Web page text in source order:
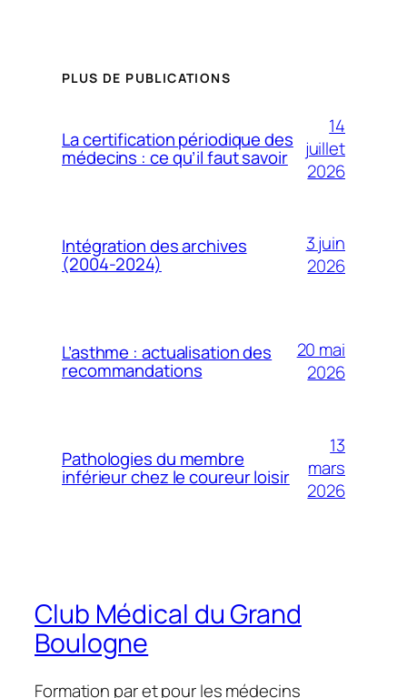
PLUS DE PUBLICATIONS
La certification périodique des
médecins : ce qu’il faut savoir
14
juillet
2026
Intégration des archives
(2004-2024)
3 juin
2026
L’asthme : actualisation des
recommandations
20 mai
2026
Pathologies du membre
inférieur chez le coureur loisir
13
mars
2026
Club Médical du Grand
Boulogne
Formation par et pour les médecins